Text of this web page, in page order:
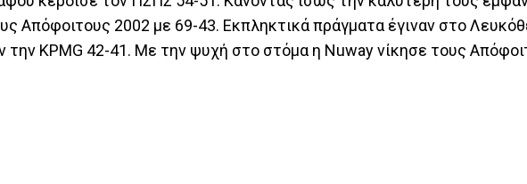
Απόφοιτους 2002 με 69-43. Εκπληκτικά πράγματα έγιναν στο
την KPMG 42-41. Με την ψυχή στο στόμα η Nuway νίκησε τους